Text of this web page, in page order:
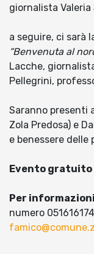
giornalista
a seguire, ci sarà
“Benvenuta al
Lacche,
Pellegrini,
Saranno presenti
Zola Predosa) e
e benessere delle
Evento gratuito
Per informazioni
numero